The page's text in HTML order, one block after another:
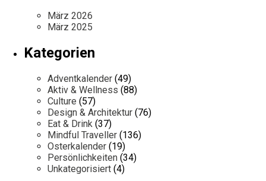
März 2026
März 2025
Kategorien
Adventkalender (49)
Aktiv & Wellness (88)
Culture (57)
Design & Architektur (76)
Eat & Drink (37)
Mindful Traveller (136)
Osterkalender (19)
Persönlichkeiten (34)
Unkategorisiert (4)